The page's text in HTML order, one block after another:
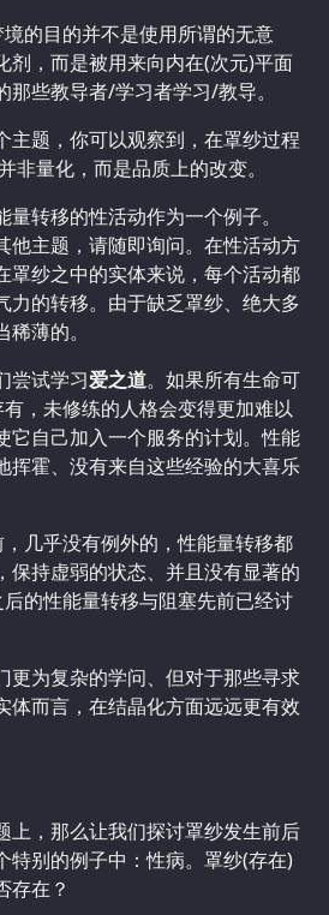
的目的并不是使用所谓的无意
剂，而是被用来向内在(次元)平面
些教导者/学习者学习/教导。
主题，你可以观察到，在罩纱过程
非量化，而是品质上的改变。
转移的性活动作为一个例子。
他主题，请随即询问。在性活动方
罩纱之中的实体来说，每个活动都
力的转移。由于缺乏罩纱、绝大多
薄的。
尝试学习爱之道。如果所有生命可
，未修练的人格会变得更加难以
它自己加入一个服务的计划。性能
挥霍、没有来自这些经验的大喜乐
几乎没有例外的，性能量转移都
保持虚弱的状态、并且没有显著的
的性能量转移与阻塞先前已经讨
更为复杂的学问、但对于那些寻求
体而言，在结晶化方面远远更有效
上，那么让我们探讨罩纱发生前后
特别的例子中：性病。罩纱(存在)
存在？